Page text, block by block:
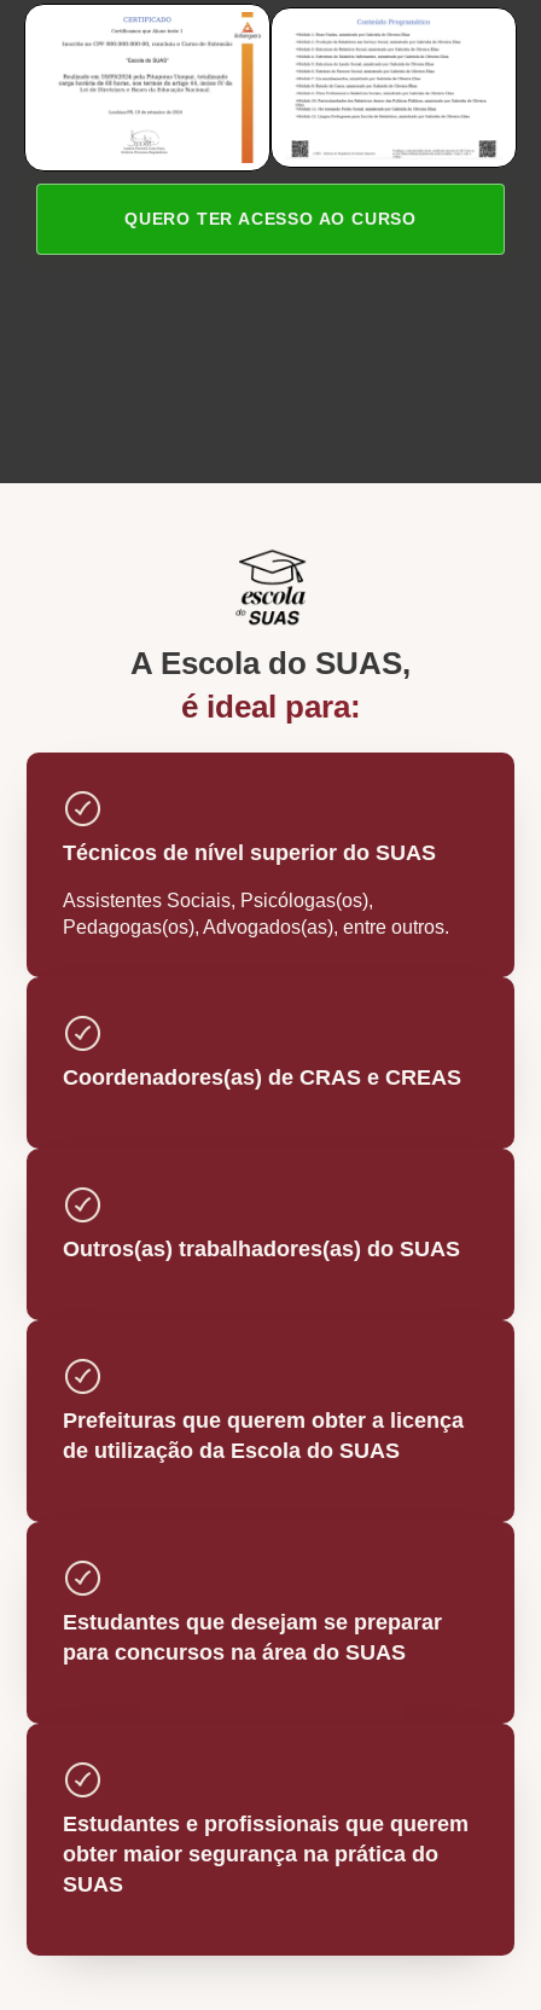
QUERO TER ACESSO AO CURSO
A Escola do SUAS,
é ideal para:
Técnicos de nível superior do SUAS
Assistentes Sociais, Psicólogas(os),
Pedagogas(os), Advogados(as), entre outros.
Coordenadores(as) de CRAS e CREAS
Outros(as) trabalhadores(as) do SUAS
Prefeituras que querem obter a licença
de utilização da Escola do SUAS
Estudantes que desejam se preparar
para concursos na área do SUAS
Estudantes e profissionais que querem
obter maior segurança na prática do
SUAS